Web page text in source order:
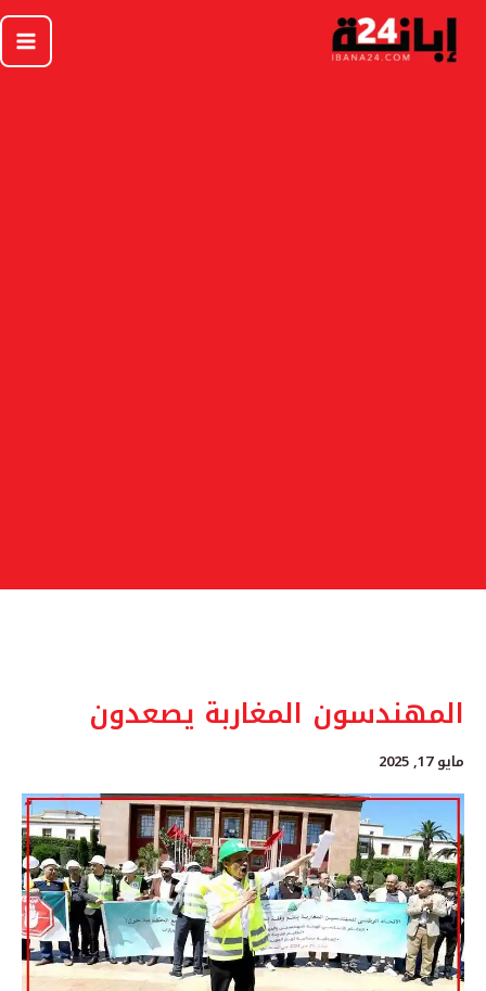
تخطي
المحتوى
المهندسون المغاربة يصعدون
مايو 17, 2025